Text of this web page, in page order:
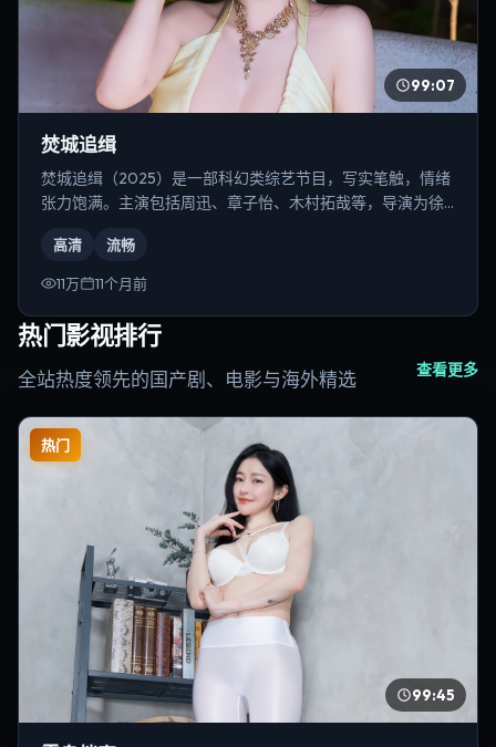
99:07
焚城追缉
焚城追缉（2025）是一部科幻类综艺节目，写实笔触，情绪
张力饱满。主演包括周迅、章子怡、木村拓哉等，导演为徐
高清 流畅
11万 11个月前
热门影视排行
全站热度领先的国产剧、电影与海外精选 查看更多
热门
99:45